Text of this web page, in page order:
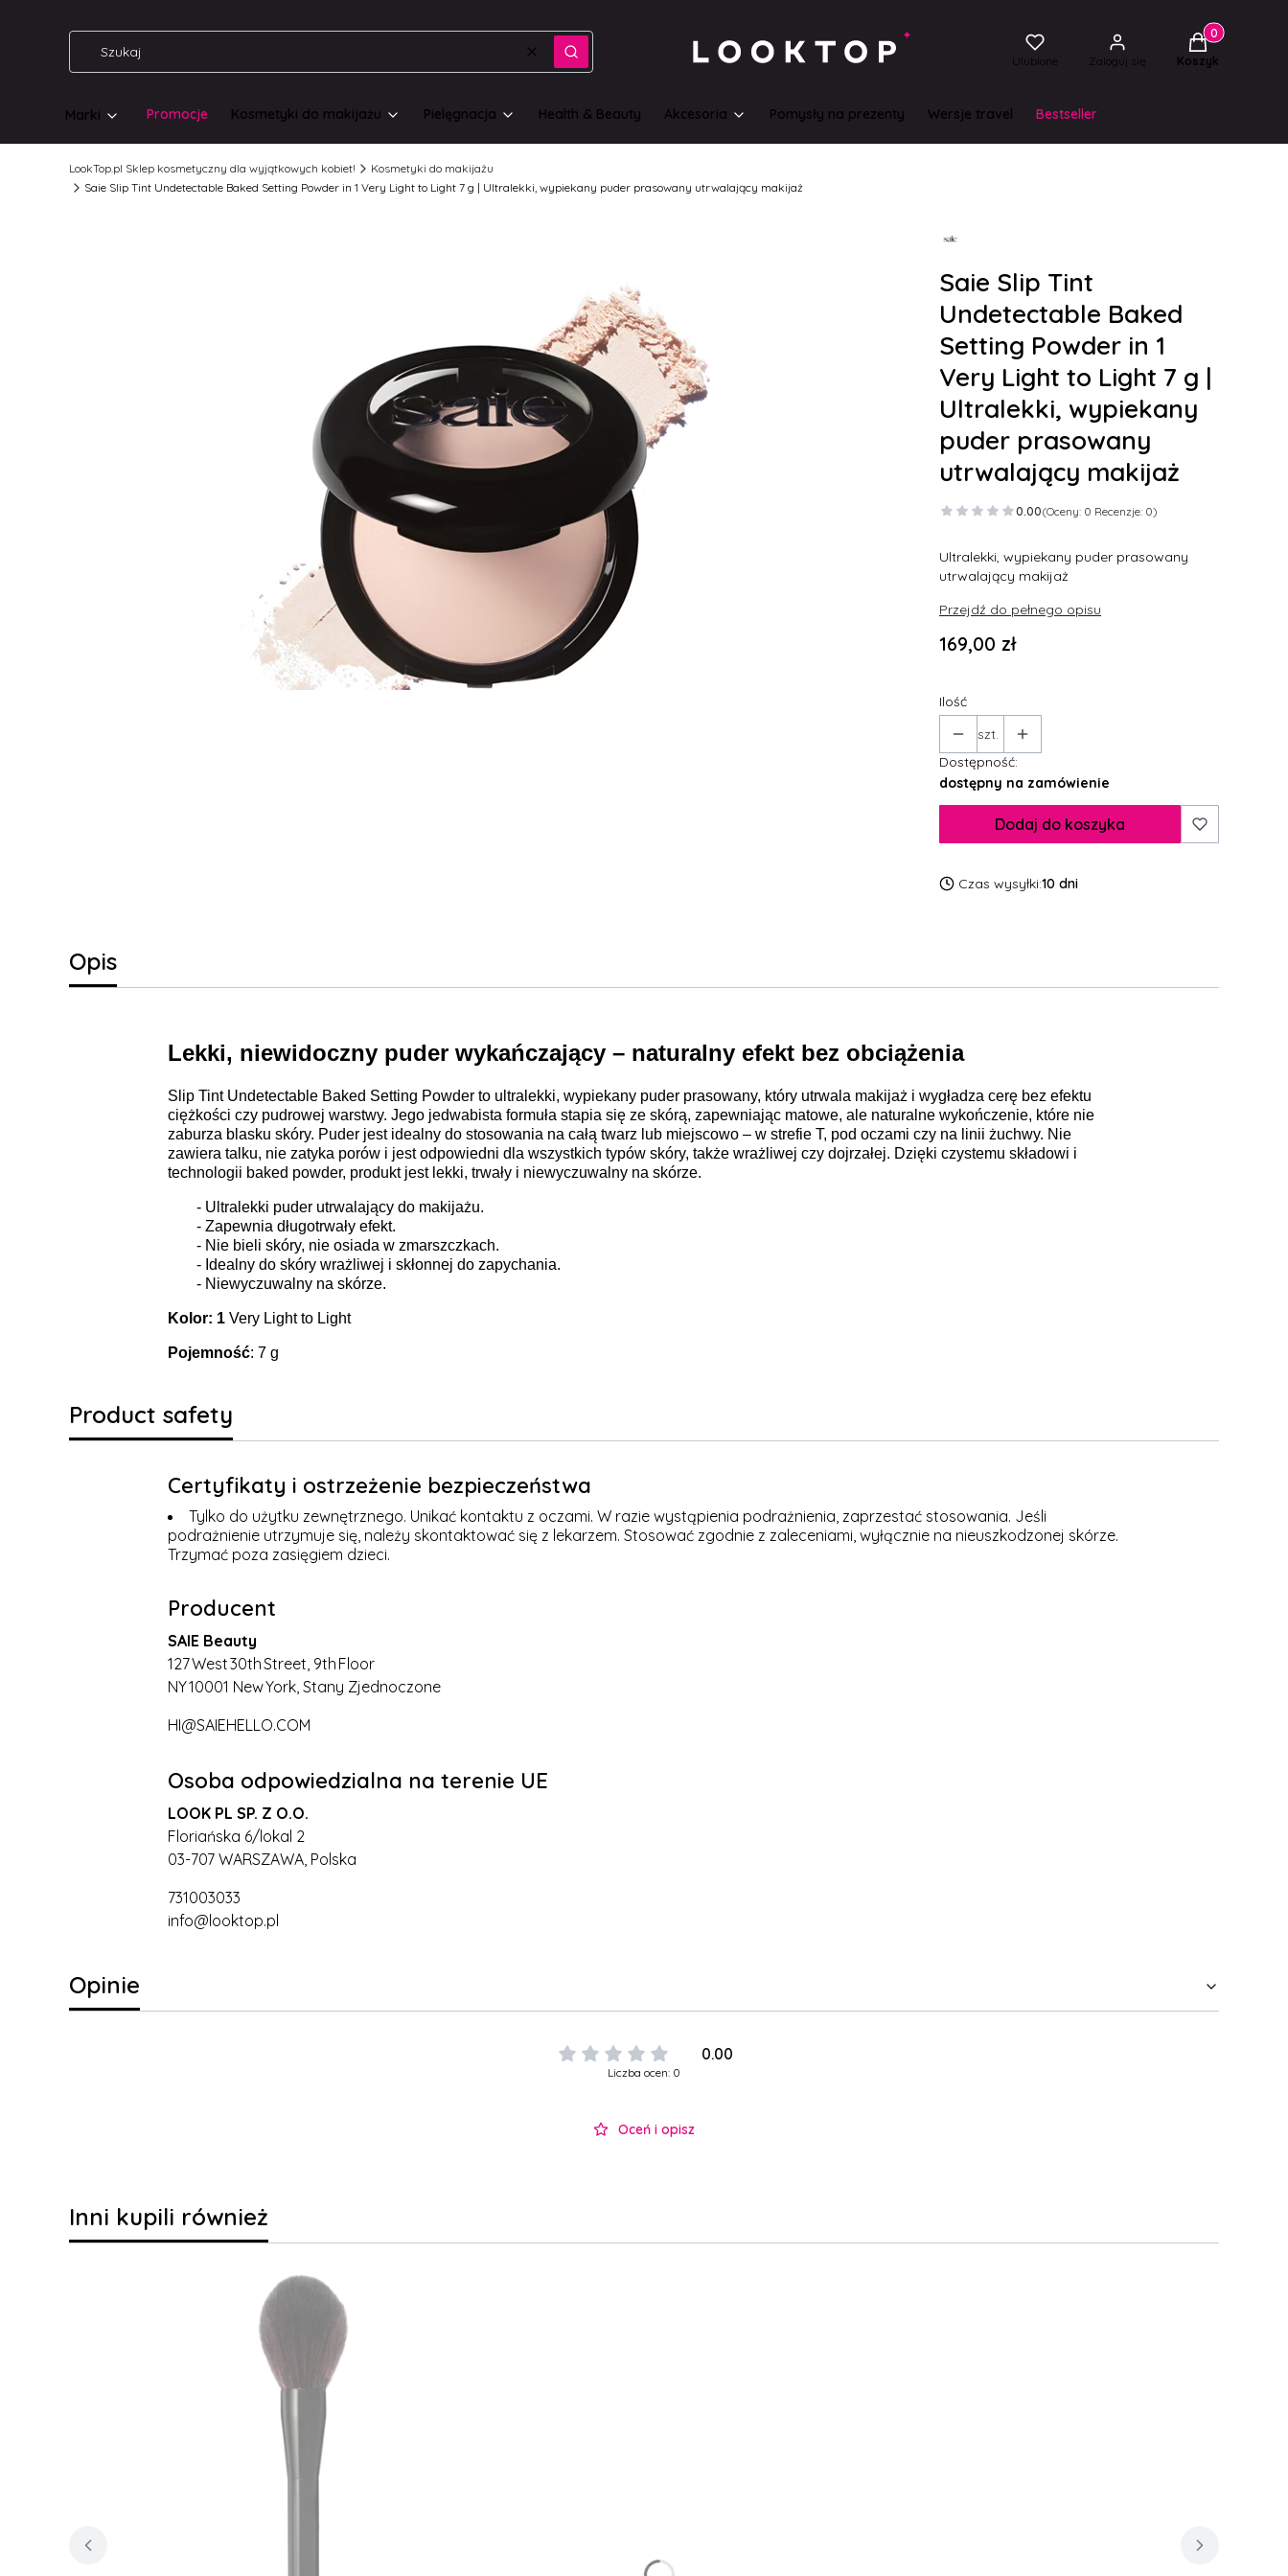
WyczyśćSzukaj Ulubione Zaloguj się
Produkty w
Koszyk
Marki Promocje Kosmetyki do makijażu Pielęgnacja Health & Beauty Akcesoria Pomysły na prezenty Wersje travel Bestseller
LookTop.pl Sklep kosmetyczny dla wyjątkowych kobiet!
Kosmetyki do makijażu
Saie Slip Tint Undetectable Baked Setting Powder in 1 Very Light to Light 7 g | Ultralekki, wypiekany puder prasowany utrwalający makijaż
Saie Slip Tint
Undetectable Baked
Setting Powder in 1
Very Light to Light 7 g |
Ultralekki, wypiekany
puder prasowany
utrwalający makijaż
0.00(Oceny: 0 Recenzje: 0)
Ultralekki, wypiekany puder prasowany
utrwalający makijaż
Przejdź do pełnego opisu
Cena
169,00 zł
Ilość
szt.
Dostępność:
dostępny na zamówienie
Dodaj do koszyka
Czas wysyłki:10 dni
Opis
Lekki, niewidoczny puder wykańczający – naturalny efekt bez obciążenia
Slip Tint Undetectable Baked Setting Powder to ultralekki, wypiekany puder prasowany, który utrwala makijaż i wygładza cerę bez efektu
ciężkości czy pudrowej warstwy. Jego jedwabista formuła stapia się ze skórą, zapewniając matowe, ale naturalne wykończenie, które nie
zaburza blasku skóry. Puder jest idealny do stosowania na całą twarz lub miejscowo – w strefie T, pod oczami czy na linii żuchwy. Nie
zawiera talku, nie zatyka porów i jest odpowiedni dla wszystkich typów skóry, także wrażliwej czy dojrzałej. Dzięki czystemu składowi i
technologii baked powder, produkt jest lekki, trwały i niewyczuwalny na skórze.
- Ultralekki puder utrwalający do makijażu.
- Zapewnia długotrwały efekt.
- Nie bieli skóry, nie osiada w zmarszczkach.
- Idealny do skóry wrażliwej i skłonnej do zapychania.
- Niewyczuwalny na skórze.
Kolor: 1Very Light to Light
Pojemność: 7 g
Product safety
Certyfikaty i ostrzeżenie bezpieczeństwa
Tylko do użytku zewnętrznego. Unikać kontaktu z oczami. W razie wystąpienia podrażnienia, zaprzestać stosowania. Jeśli
podrażnienie utrzymuje się, należy skontaktować się z lekarzem. Stosować zgodnie z zaleceniami, wyłącznie na nieuszkodzonej skórze.
Trzymać poza zasięgiem dzieci.
Producent
SAIE Beauty
127 West 30th Street, 9th Floor
NY 10001 New York, Stany Zjednoczone
HI@SAIEHELLO.COM
Osoba odpowiedzialna na terenie UE
LOOK PL SP. Z O.O.
Floriańska 6/lokal 2
03-707 WARSZAWA, Polska
731003033
info@looktop.pl
Opinie
0.00
Liczba ocen: 0
Oceń i opisz
Inni kupili również